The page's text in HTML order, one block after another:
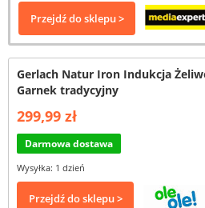
Przejdź do sklepu >
Gerlach Natur Iron Indukcja
Garnek tradycyjny
299,99 zł
Darmowa dostawa
Wysyłka: 1 dzień
Przejdź do sklepu >